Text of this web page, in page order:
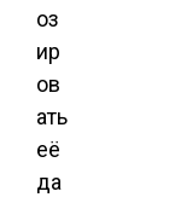
оз
ир
ов
ать
её
да